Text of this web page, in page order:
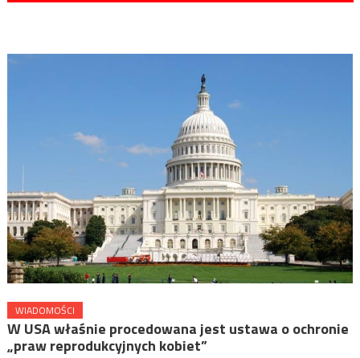
WIADOMOŚCI
W USA właśnie procedowana jest ustawa o ochronie
„praw reprodukcyjnych kobiet”